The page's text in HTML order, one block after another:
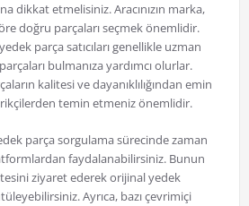
dikkat etmelisiniz. Aracınızın marka,
doğru parçaları seçmek önemlidir.
parça satıcıları genellikle uzman
bulmanıza yardımcı olurlar.
kalitesi ve dayanıklılığından emin
temin etmeniz önemlidir.
parça sorgulama sürecinde zaman
faydalanabilirsiniz. Bunun
ziyaret ederek orijinal yedek
Ayrıca, bazı çevrimiçi